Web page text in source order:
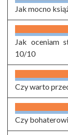
Jak mocno
Jak oceniam
10/10
Czy warto
Czy